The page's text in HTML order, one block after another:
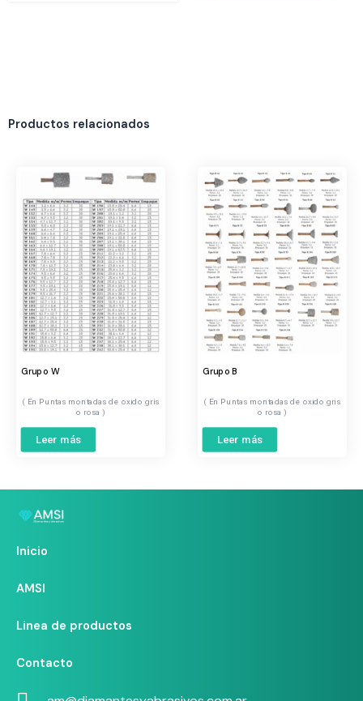
Productos relacionados
Grupo W
Puntas montadas de oxido gris
o rosa
Leer más
Grupo B
Puntas montadas de oxido gris
o rosa
Leer más
Inicio
AMSI
Linea de productos
Contacto